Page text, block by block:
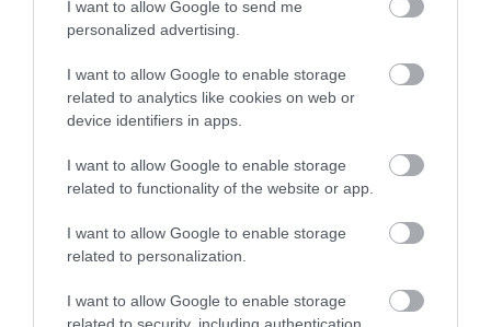
I want to allow Google to send me
personalized advertising.
I want to allow Google to enable storage
related to analytics like cookies on web or
device identifiers in apps.
I want to allow Google to enable storage
related to functionality of the website or app.
I want to allow Google to enable storage
related to personalization.
I want to allow Google to enable storage
related to security, including authentication
ROVATOK
Agrár
Pénz
Életstílus